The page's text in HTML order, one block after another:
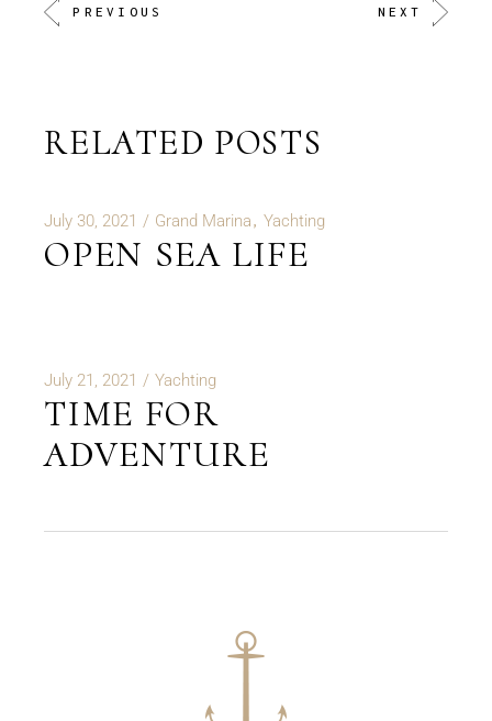
PREVIOUS NEXT
RELATED POSTS
July 30, 2021 Grand Marina Yachting
OPEN SEA LIFE
July 21, 2021 Yachting
TIME FOR
ADVENTURE